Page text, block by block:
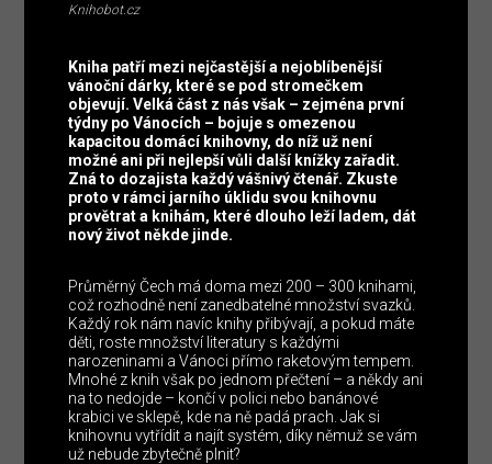
Knihobot.cz
Kniha patří mezi nejčastější a nejoblíbenější
vánoční dárky, které se pod stromečkem
objevují. Velká část z nás však – zejména první
týdny po Vánocích – bojuje s omezenou
kapacitou domácí knihovny, do níž už není
možné ani při nejlepší vůli další knížky zařadit.
Zná to dozajista každý vášnivý čtenář. Zkuste
proto v rámci jarního úklidu svou knihovnu
provětrat a knihám, které dlouho leží ladem, dát
nový život někde jinde.
Průměrný Čech má doma mezi 200 – 300 knihami,
což rozhodně není zanedbatelné množství svazků.
Každý rok nám navíc knihy přibývají, a pokud máte
děti, roste množství literatury s každými
narozeninami a Vánoci přímo raketovým tempem.
Mnohé z knih však po jednom přečtení – a někdy ani
na to nedojde – končí v polici nebo banánové
krabici ve sklepě, kde na ně padá prach. Jak si
knihovnu vytřídit a najít systém, díky němuž se vám
už nebude zbytečně plnit?